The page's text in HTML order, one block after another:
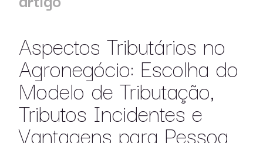
Aspectos Tributários no
Agronegócio: Escolha do
Modelo de Tributação,
Tributos Incidentes e
Vantagens para Pessoa